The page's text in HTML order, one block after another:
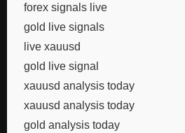
forex signals live
gold live signals
live xauusd
gold live signal
xauusd analysis today
xauusd analysis today
gold analysis today